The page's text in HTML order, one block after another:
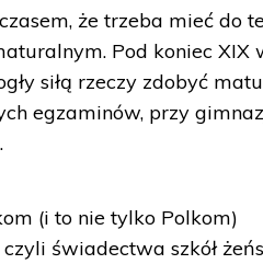
że trzeba mieć do
Pod koniec XIX
siłą rzeczy zdobyć
egzaminów, przy
(i to nie tylko Polkom)
świadectwa szkół